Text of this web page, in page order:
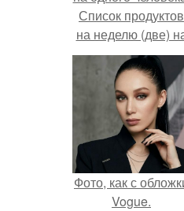
Список продуктов
на неделю (две)
1 человека.
Фото, как с
Vogue.